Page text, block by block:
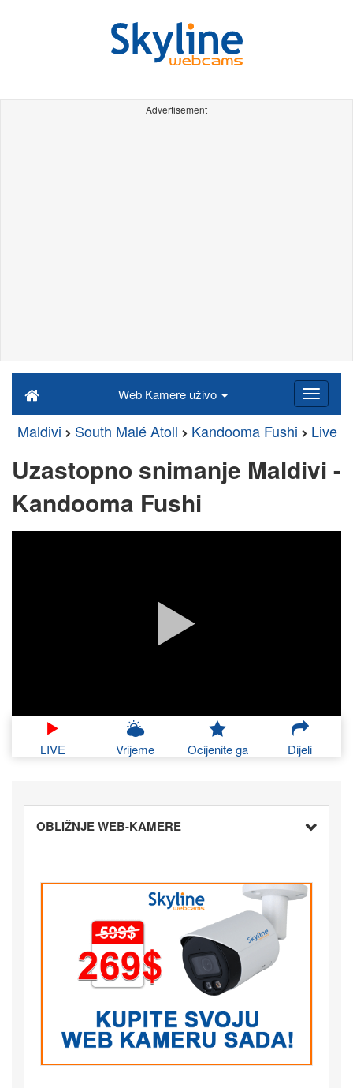
Advertisement
Web Kamere uživo
Maldivi South Malé Atoll Kandooma Fushi Live
Uzastopno snimanje Maldivi -
Kandooma Fushi
LIVE Vrijeme Ocijenite ga Dijeli
OBLIŽNJE WEB-KAMERE